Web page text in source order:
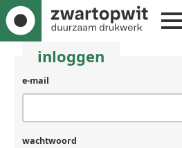
inloggen
e-mail
wachtwoord